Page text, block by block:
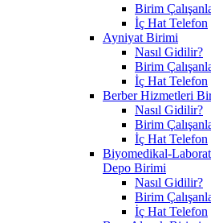
Birim
İç Hat Telefon
Ayniyat Birimi
Nasıl Gidilir?
Birim
İç Hat Telefon
Berber Hizmetleri
Nasıl Gidilir?
Birim
İç Hat Telefon
Biyomedikal-
Depo Birimi
Nasıl Gidilir?
Birim
İç Hat Telefon